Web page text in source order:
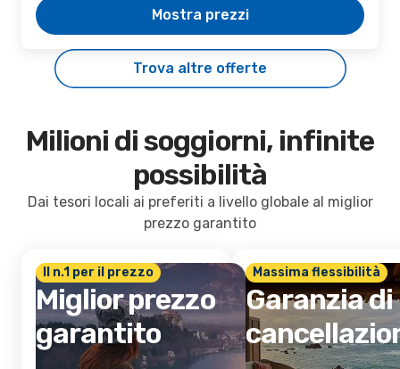
Mostra prezzi
Trova altre offerte
Milioni di soggiorni, infinite
possibilità
Dai tesori locali ai preferiti a livello globale al miglior
prezzo garantito
Il n.1 per il prezzo
Miglior prezzo
garantito
Massima flessibilità
Garanzia di